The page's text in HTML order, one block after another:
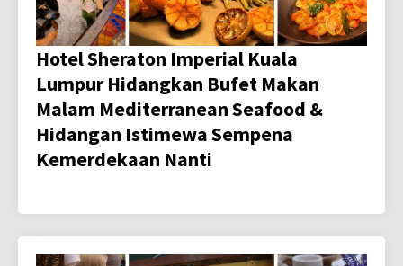
Hotel Sheraton Imperial Kuala
Lumpur Hidangkan Bufet Makan
Malam Mediterranean Seafood &
Hidangan Istimewa Sempena
Kemerdekaan Nanti